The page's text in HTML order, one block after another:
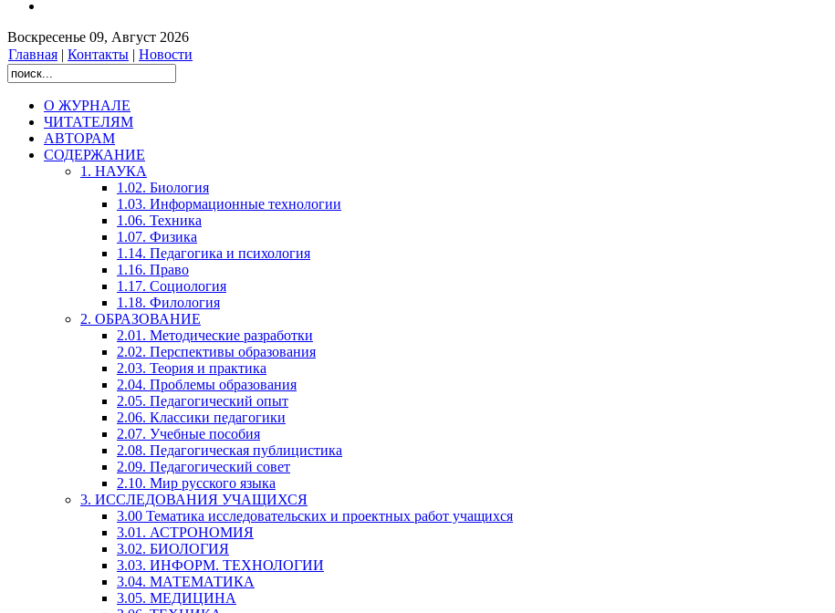
Воскресенье 09, Август 2026
Главная | Контакты | Новости
О ЖУРНАЛЕ
ЧИТАТЕЛЯМ
АВТОРАМ
СОДЕРЖАНИЕ
1. НАУКА
1.02. Биология
1.03. Информационные технологии
1.06. Техника
1.07. Физика
1.14. Педагогика и психология
1.16. Право
1.17. Социология
1.18. Филология
2. ОБРАЗОВАНИЕ
2.01. Методические разработки
2.02. Перспективы образования
2.03. Теория и практика
2.04. Проблемы образования
2.05. Педагогический опыт
2.06. Классики педагогики
2.07. Учебные пособия
2.08. Педагогическая публицистика
2.09. Педагогический совет
2.10. Мир русского языка
3. ИССЛЕДОВАНИЯ УЧАЩИХСЯ
3.00 Тематика исследовательских и проектных работ учащихся
3.01. АСТРОНОМИЯ
3.02. БИОЛОГИЯ
3.03. ИНФОРМ. ТЕХНОЛОГИИ
3.04. МАТЕМАТИКА
3.05. МЕДИЦИНА